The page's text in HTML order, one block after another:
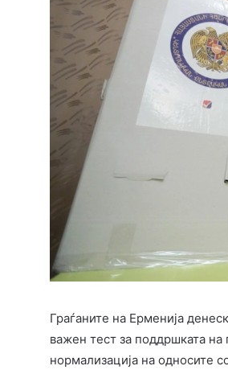
Граѓаните на Ерменија
важен тест за поддршката
нормализација на односите